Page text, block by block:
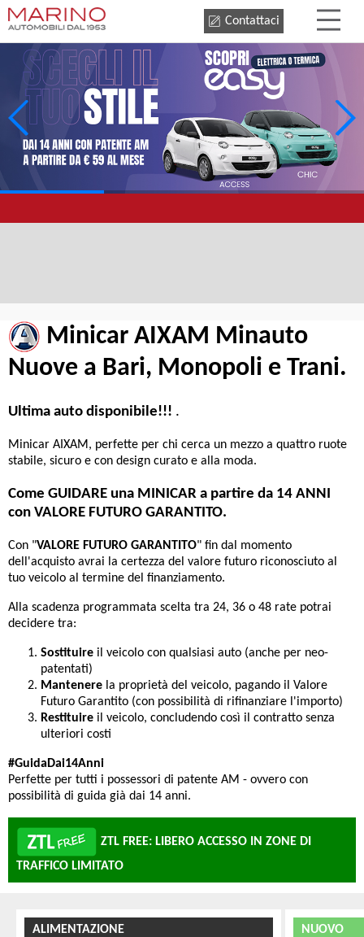
Contattaci
Minicar AIXAM Minauto
Nuove a Bari, Monopoli e Trani.
Ultima auto disponibile!!! .
Minicar AIXAM, perfette per chi cerca un mezzo a quattro ruote
stabile, sicuro e con design curato e alla moda.
Come GUIDARE una MINICAR a partire da 14 ANNI
con VALORE FUTURO GARANTITO.
Con "VALORE FUTURO GARANTITO" fin dal momento
dell'acquisto avrai la certezza del valore futuro riconosciuto al
tuo veicolo al termine del finanziamento.
Alla scadenza programmata scelta tra 24, 36 o 48 rate potrai
decidere tra:
Sostituire il veicolo con qualsiasi auto (anche per neo-
patentati)
Mantenere la proprietà del veicolo, pagando il Valore
Futuro Garantito (con possibilità di rifinanziare l'importo)
Restituire il veicolo, concludendo così il contratto senza
ulteriori costi
#GuidaDai14Anni
Perfette per tutti i possessori di patente AM - ovvero con
possibilità di guida già dai 14 anni.
ZTL FREE: LIBERO ACCESSO IN ZONE DI
TRAFFICO LIMITATO
ALIMENTAZIONE
NUOVO